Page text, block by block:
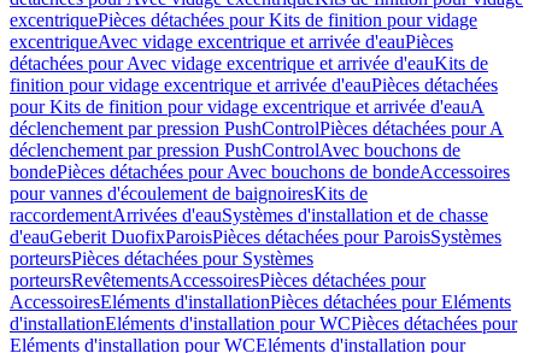
excentriquePièces détachées pour Kits de finition pour vidage
excentriqueAvec vidage excentrique et arrivée d'eauPièces
détachées pour Avec vidage excentrique et arrivée d'eauKits de
finition pour vidage excentrique et arrivée d'eauPièces détachées
pour Kits de finition pour vidage excentrique et arrivée d'eauA
déclenchement par pression PushControlPièces détachées pour A
déclenchement par pression PushControlAvec bouchons de
bondePièces détachées pour Avec bouchons de bondeAccessoires
pour vannes d'écoulement de baignoiresKits de
raccordementArrivées d'eauSystèmes d'installation et de chasse
d'eauGeberit DuofixParoisPièces détachées pour ParoisSystèmes
porteursPièces détachées pour Systèmes
porteursRevêtementsAccessoiresPièces détachées pour
AccessoiresEléments d'installationPièces détachées pour Eléments
d'installationEléments d'installation pour WCPièces détachées pour
Eléments d'installation pour WCEléments d'installation pour